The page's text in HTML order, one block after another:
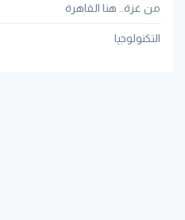
من غزة.. هنا القاهرة
التكنولوجيا